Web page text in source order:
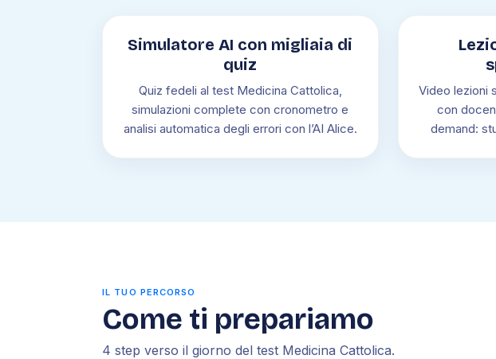
Simulatore AI con migliaia di
quiz
Quiz fedeli al test Medicina Cattolica,
simulazioni complete con cronometro e
analisi automatica degli errori con l’AI Alice.
Video lezioni
con
demand:
IL TUO PERCORSO
Come ti prepariamo
4 step verso il giorno del test Medicina Cattolica.